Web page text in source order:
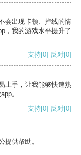
会出现卡顿、掉线的情
，我的游戏水平提升了
支持[0] 反对[0]
上手，让我能够快速熟
。
支持[0] 反对[0]
提供帮助。